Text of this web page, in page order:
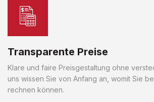
Transparente Preise
Klare und faire Preisgestaltung ohne
uns wissen Sie von Anfang an, womit Sie
rechnen können.